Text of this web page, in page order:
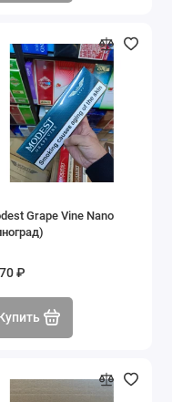
Grape Vine Nano
₽